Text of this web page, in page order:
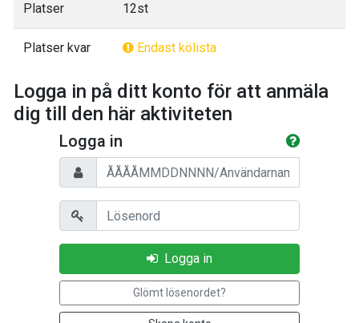
Platser 12st
Platser kvar Endast kölista
Logga in på ditt konto för att anmäla
dig till den här aktiviteten
Logga in
Personnummer/Användarnamn
Lösenord
Logga in
Glömt lösenordet?